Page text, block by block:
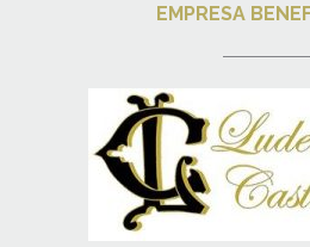
EMPRESA